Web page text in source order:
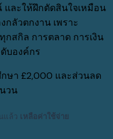
ละให้ฝึกตัดสินใจเหมือน
กลัวตกงาน เพราะ
สกิล การตลาด การเงิน
บองค์กร
ษา £2,000 และส่วนลด
วน
แล้ว เหลือค่าใช้จ่าย